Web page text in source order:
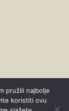
pružili najbolje
koristiti ovu